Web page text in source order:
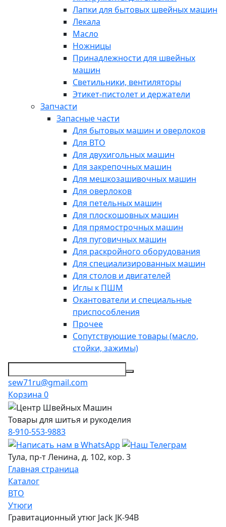
Лапки для бытовых швейных машин
Лекала
Масло
Ножницы
Принадлежности для швейных
машин
Светильники, вентиляторы
Этикет-пистолет и держатели
Запчасти
Запасные части
Для бытовых машин и оверлоков
Для ВТО
Для двухигольных машин
Для закрепочных машин
Для мешкозашивочных машин
Для оверлоков
Для петельных машин
Для плоскошовных машин
Для прямострочных машин
Для пуговичных машин
Для раскройного оборудования
Для специализированных машин
Для столов и двигателей
Иглы к ПШМ
Окантователи и специальные
приспособления
Прочее
Сопутствующие товары (масло,
стойки, зажимы)
sew71ru@gmail.com
Корзина 0
Товары для шитья и рукоделия
8-910-553-9883
Тула, пр-т Ленина, д. 102, кор. 3
Главная страница
Каталог
ВТО
Утюги
Гравитационный утюг Jack JK-94B